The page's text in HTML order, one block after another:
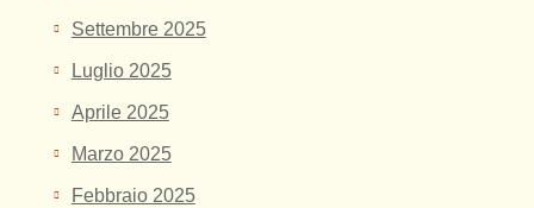
Settembre 2025
Luglio 2025
Aprile 2025
Marzo 2025
Febbraio 2025